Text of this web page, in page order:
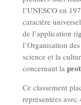
l’UNESCO en
caractère
de l’application
l’Organisation
science et la
concernant la
Ce classement
représentées